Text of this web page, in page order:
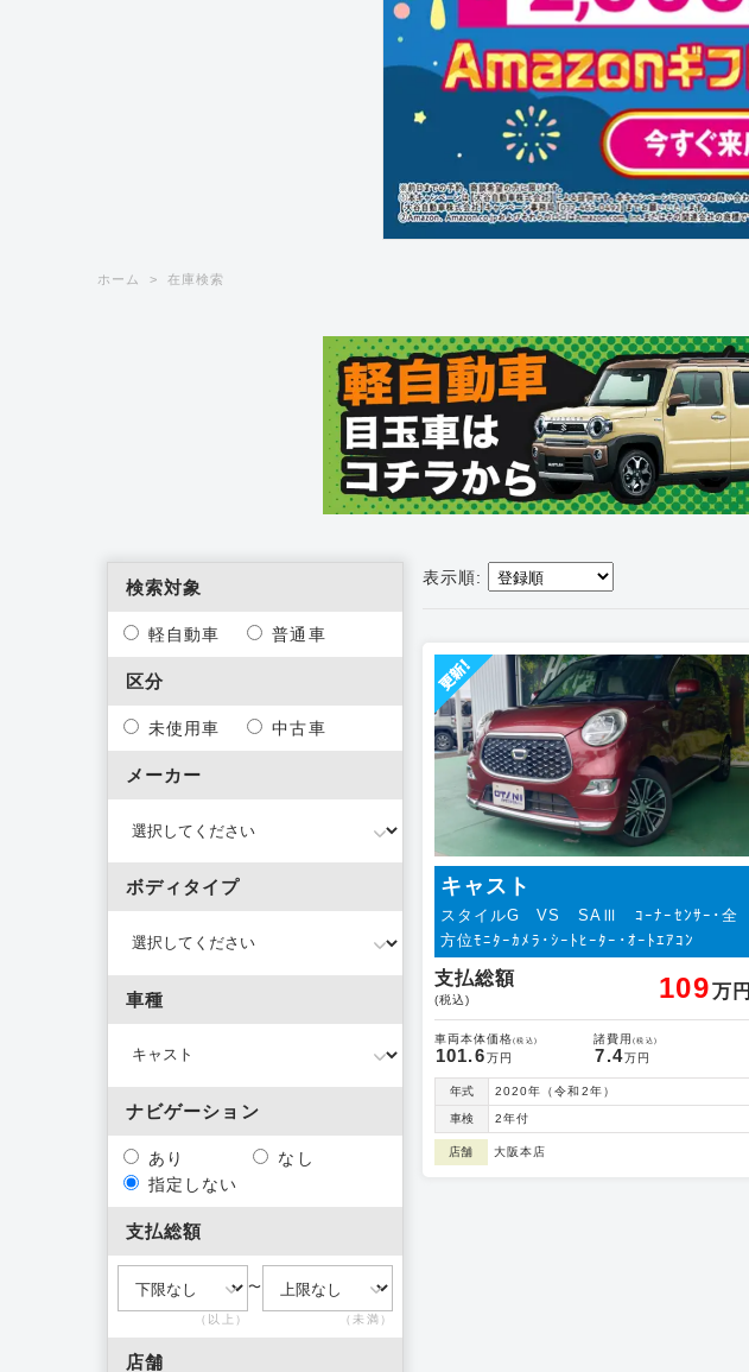
ホーム 在庫検索
検索対象
軽自動車 普通車
区分
未使用車 中古車
メーカー
ボディタイプ
車種
ナビゲーション
あり
なし
指定しない
支払総額
（以上）
〜
（未満）
店舗
表示順:
キャスト
スタイルG VS SAⅢ ｺｰﾅｰｾﾝｻｰ･全
方位ﾓﾆﾀｰｶﾒﾗ･ｼｰﾄﾋｰﾀｰ･ｵｰﾄｴｱｺﾝ
支払総額
(税込) 109万円
車両本体価格(税込)
101.6万円
諸費用(税込)
7.4万円
年式 2020年（令和2年）
車検 2年付
店舗 大阪本店